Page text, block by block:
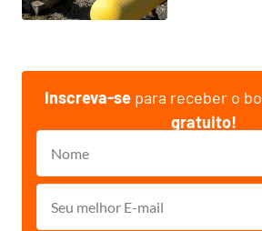
Inscreva-se para receber o
gratuito!